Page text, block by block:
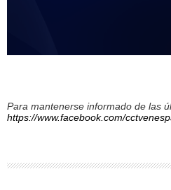
Para mantenerse informado de las
https://www.facebook.com/